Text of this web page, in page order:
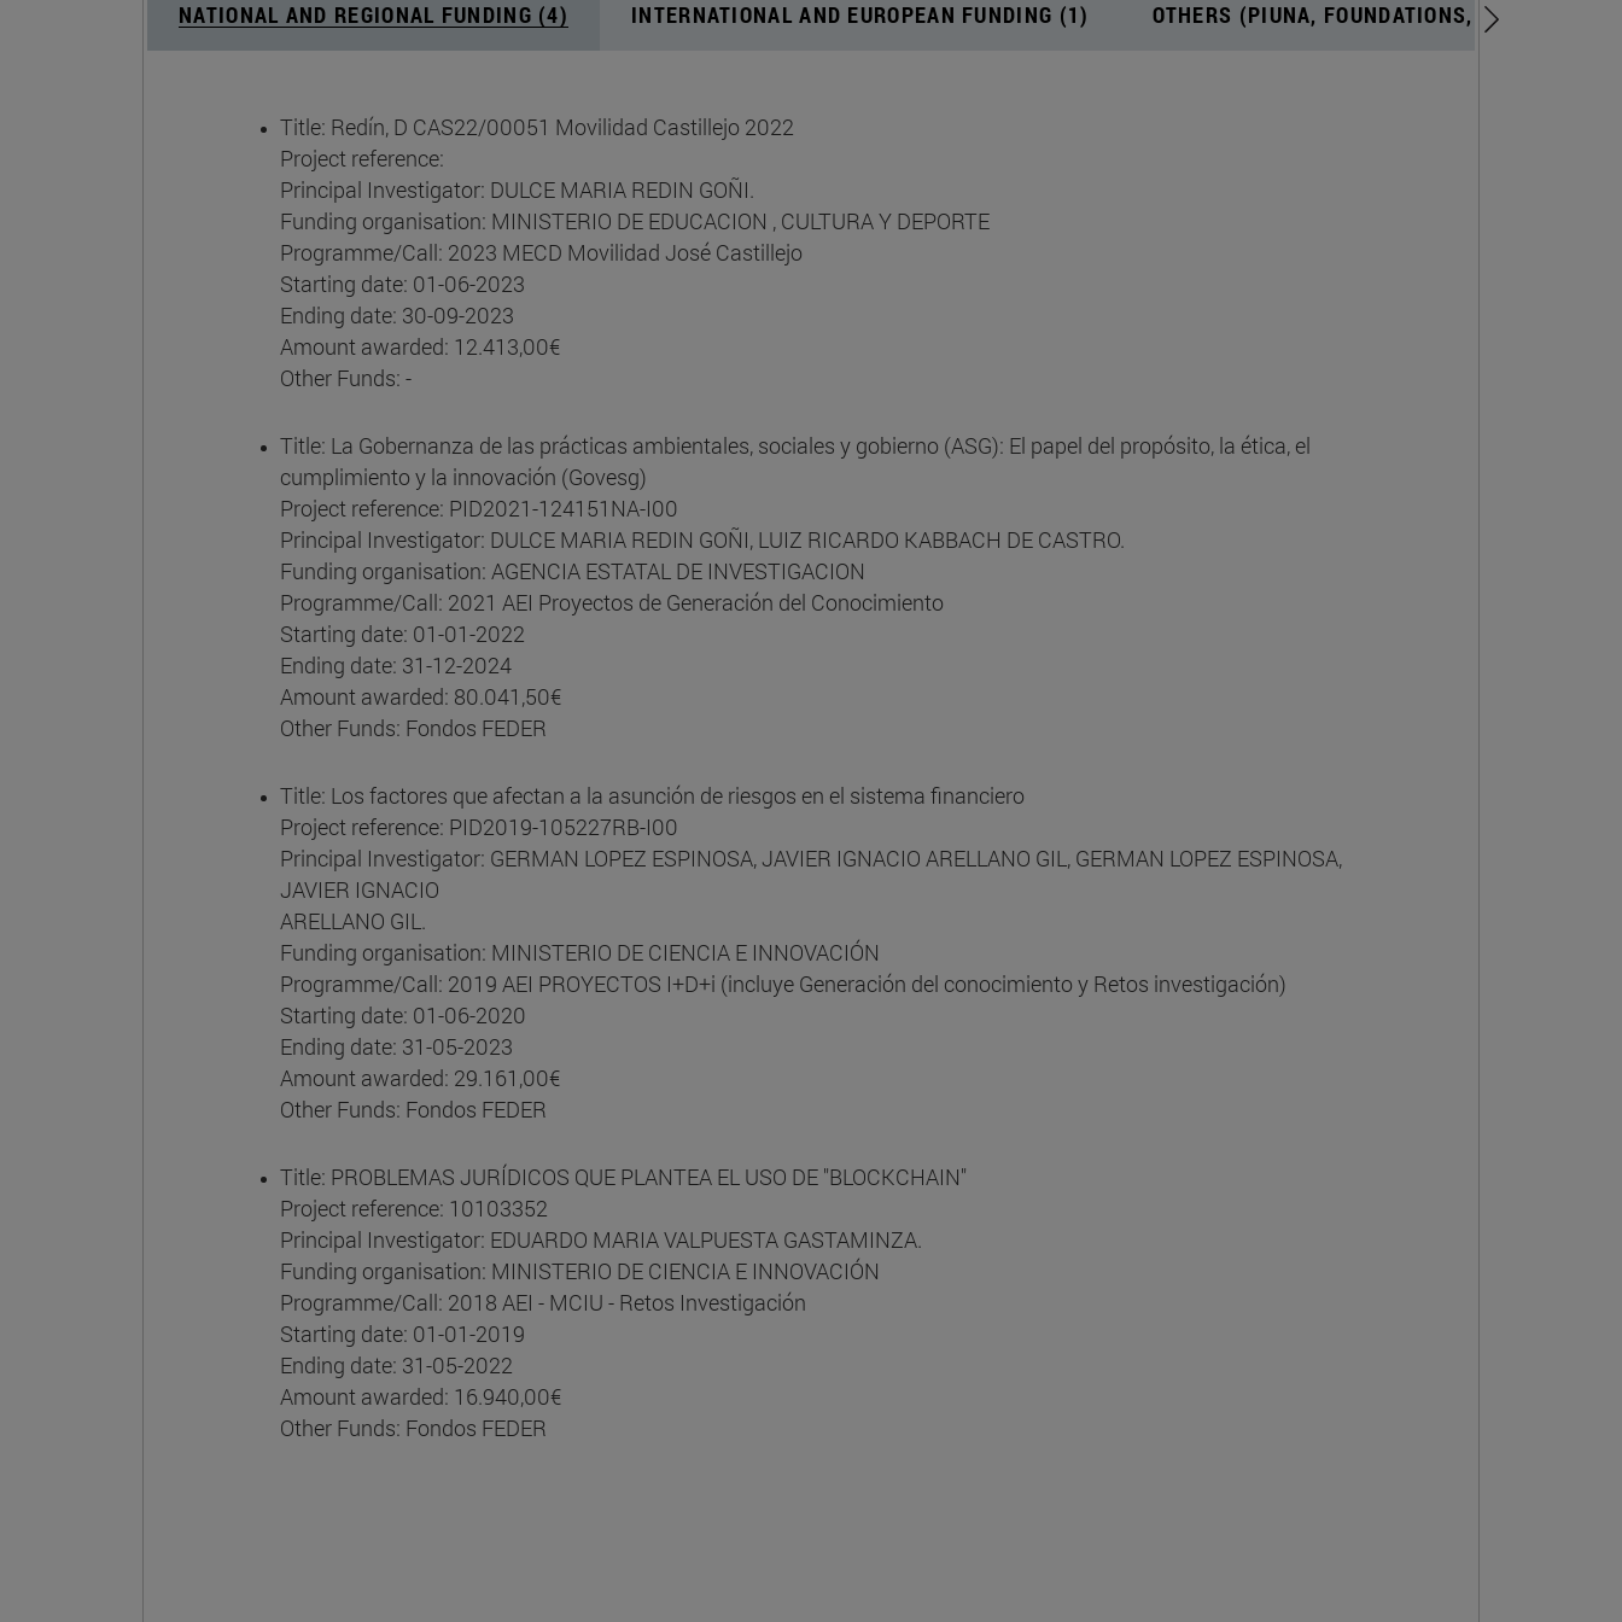
NATIONAL AND REGIONAL FUNDING (4) INTERNATIONAL AND EUROPEAN FUNDING (1) OTHERS (PIUNA, FOUNDATIONS, CONTRACT
Title: Redín, D CAS22/00051 Movilidad Castillejo 2022
Project reference:
Principal Investigator: DULCE MARIA REDIN GOÑI.
Funding organisation: MINISTERIO DE EDUCACION , CULTURA Y DEPORTE
Programme/Call: 2023 MECD Movilidad José Castillejo
Starting date: 01-06-2023
Ending date: 30-09-2023
Amount awarded: 12.413,00€
Other Funds: -
Title: La Gobernanza de las prácticas ambientales, sociales y gobierno (ASG): El papel del propósito, la ética, el
cumplimiento y la innovación (Govesg)
Project reference: PID2021-124151NA-I00
Principal Investigator: DULCE MARIA REDIN GOÑI, LUIZ RICARDO KABBACH DE CASTRO.
Funding organisation: AGENCIA ESTATAL DE INVESTIGACION
Programme/Call: 2021 AEI Proyectos de Generación del Conocimiento
Starting date: 01-01-2022
Ending date: 31-12-2024
Amount awarded: 80.041,50€
Other Funds: Fondos FEDER
Title: Los factores que afectan a la asunción de riesgos en el sistema financiero
Project reference: PID2019-105227RB-I00
Principal Investigator: GERMAN LOPEZ ESPINOSA, JAVIER IGNACIO ARELLANO GIL, GERMAN LOPEZ ESPINOSA,
JAVIER IGNACIO
ARELLANO GIL.
Funding organisation: MINISTERIO DE CIENCIA E INNOVACIÓN
Programme/Call: 2019 AEI PROYECTOS I+D+i (incluye Generación del conocimiento y Retos investigación)
Starting date: 01-06-2020
Ending date: 31-05-2023
Amount awarded: 29.161,00€
Other Funds: Fondos FEDER
Title: PROBLEMAS JURÍDICOS QUE PLANTEA EL USO DE "BLOCKCHAIN"
Project reference: 10103352
Principal Investigator: EDUARDO MARIA VALPUESTA GASTAMINZA.
Funding organisation: MINISTERIO DE CIENCIA E INNOVACIÓN
Programme/Call: 2018 AEI - MCIU - Retos Investigación
Starting date: 01-01-2019
Ending date: 31-05-2022
Amount awarded: 16.940,00€
Other Funds: Fondos FEDER